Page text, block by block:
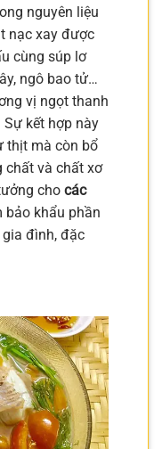
nguyên liệu
nạc xay được
cùng súp lơ
ngô bao tử…
vị ngọt thanh
kết hợp này
thịt mà còn bổ
chất và chất xơ
cho các
bảo khẩu phần
đình, đặc